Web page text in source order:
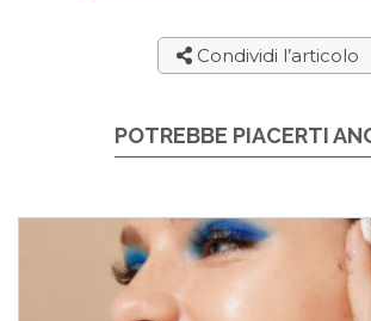
Condividi l’articolo
POTREBBE PIACERTI